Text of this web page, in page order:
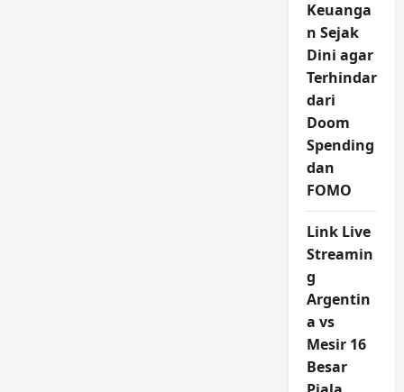
Keuanga
n Sejak
Dini agar
Terhindar
dari
Doom
Spending
dan
FOMO
Link Live
Streamin
g
Argentin
a vs
Mesir 16
Besar